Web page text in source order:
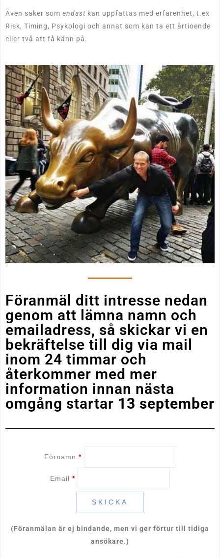
Även saker som endast kan uppfattas med erfarenhet, t.ex
Risk, Timing, Psykologi och annat som kan ta ett årtioende
eller två att få känn på.
Föranmäl ditt intresse nedan
genom att lämna namn och
emailadress, så skickar vi en
bekräftelse till dig via mail
inom 24 timmar och
återkommer med mer
information innan nästa
omgång startar 13 september
Förnamn *
Email *
(Föranmälan är ej bindande, men vi ger förtur till tidiga
ansökare.)